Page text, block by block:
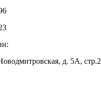
д. 5А, стр.2